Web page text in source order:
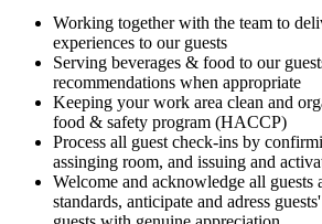
Working together with the team to
experiences to our guests
Serving beverages & food to our
recommendations when appropriate
Keeping your work area clean and
food & safety program (HACCP)
Process all guest check-ins by
assinging room, and issuing and
Welcome and acknowledge all guests
standards, anticipate and adress